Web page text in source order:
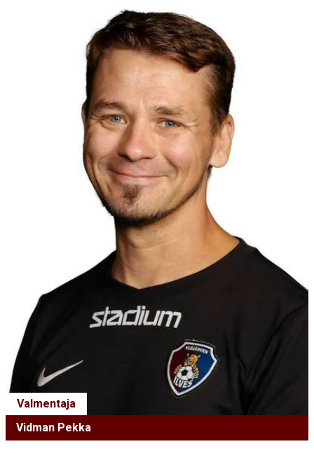
Valmentaja
Vidman Pekka